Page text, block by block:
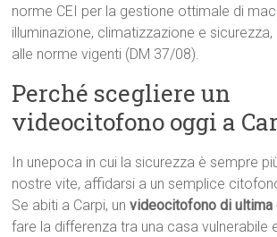
norme CEI per la gestione ottimale di
illuminazione, climatizzazione e
alle norme vigenti (DM 37/08).
Perché scegliere un
videocitofono oggi a
In unepoca in cui la sicurezza è sempre
nostre vite, affidarsi a un semplice
Se abiti a Carpi, unvideocitofono di ultima
fare la differenza tra una casa vulnerabile